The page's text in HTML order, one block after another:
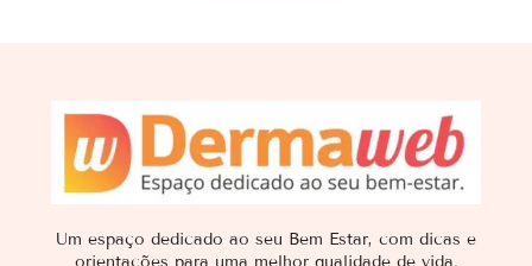
Um espaço dedicado ao seu Bem Estar, com dicas e